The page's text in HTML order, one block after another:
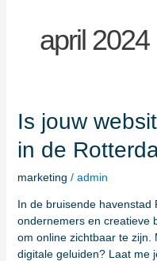
april 2024
Is jouw
in de
marketing / admin
In de bruisende havenstad
ondernemers en creatieve
om online zichtbaar te zijn.
digitale geluiden? Laat me
Is
jouw
website
onvindbaar
in
Rotterdamse
jungle?